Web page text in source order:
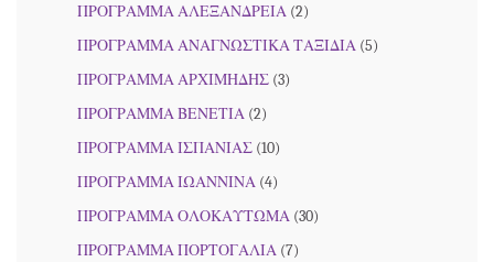
ΠΡΟΓΡΑΜΜΑ ΑΛΕΞΑΝΔΡΕΙΑ (2)
ΠΡΟΓΡΑΜΜΑ ΑΝΑΓΝΩΣΤΙΚΑ ΤΑΞΙΔΙΑ (5)
ΠΡΟΓΡΑΜΜΑ ΑΡΧΙΜΗΔΗΣ (3)
ΠΡΟΓΡΑΜΜΑ ΒΕΝΕΤΙΑ (2)
ΠΡΟΓΡΑΜΜΑ ΙΣΠΑΝΙΑΣ (10)
ΠΡΟΓΡΑΜΜΑ ΙΩΑΝΝΙΝΑ (4)
ΠΡΟΓΡΑΜΜΑ ΟΛΟΚΑΥΤΩΜΑ (30)
ΠΡΟΓΡΑΜΜΑ ΠΟΡΤΟΓΑΛΙΑ (7)